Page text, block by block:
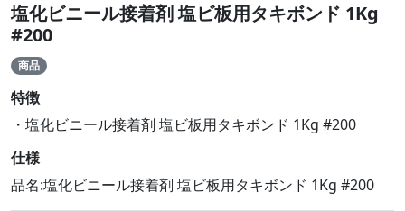
塩化ビニール接着剤 塩ビ板用タキボンド 1Kg
#200
商品
特徴
・塩化ビニール接着剤 塩ビ板用タキボンド 1Kg #200
仕様
品名:塩化ビニール接着剤 塩ビ板用タキボンド 1Kg #200